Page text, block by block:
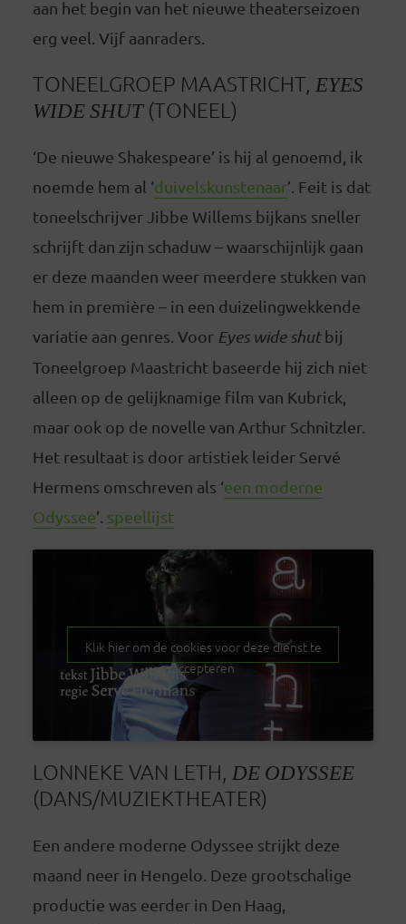
aan het begin van het nieuwe theaterseizoen
erg veel. Vijf aanraders.
TONEELGROEP MAASTRICHT, EYES
WIDE SHUT (TONEEL)
‘De nieuwe Shakespeare’ is hij al genoemd, ik
noemde hem al ‘duivelskunstenaar’. Feit is dat
toneelschrijver Jibbe Willems bijkans sneller
schrijft dan zijn schaduw – waarschijnlijk gaan
er deze maanden weer meerdere stukken van
hem in première – in een duizelingwekkende
variatie aan genres. Voor Eyes wide shutbij
Toneelgroep Maastricht baseerde hij zich niet
alleen op de gelijknamige film van Kubrick,
maar ook op de novelle van Arthur Schnitzler.
Het resultaat is door artistiek leider Servé
Hermens omschreven als ‘een moderne
Odyssee’. speellijst
Klik hier om de cookies voor deze dienst te
accepteren
LONNEKE VAN LETH, DE ODYSSEE
(DANS/MUZIEKTHEATER)
Een andere moderne Odyssee strijkt deze
maand neer in Hengelo. Deze grootschalige
productie was eerder in Den Haag,